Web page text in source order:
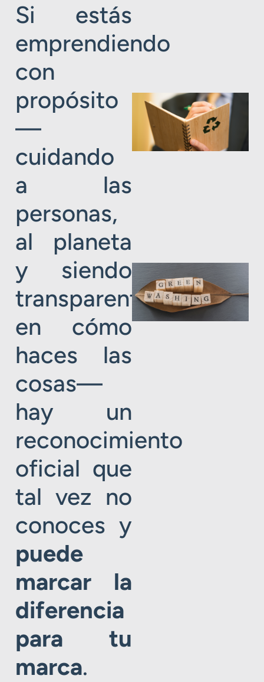
Si estás
emprendiendo
con
propósito
—
cuidando
a las
personas,
al planeta
y siendo
transparente
en cómo
haces las
cosas—
hay un
reconocimiento
oficial que
tal vez no
conoces y
puede
marcar la
diferencia
para tu
marca.